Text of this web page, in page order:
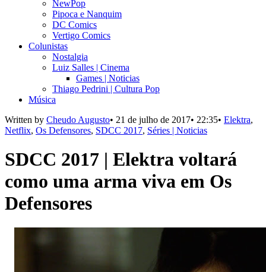
NewPop
Pipoca e Nanquim
DC Comics
Vertigo Comics
Colunistas
Nostalgia
Luiz Salles | Cinema
Games | Noticias
Thiago Pedrini | Cultura Pop
Música
Written by Cheudo Augusto• 21 de julho de 2017• 22:35• Elektra,
Netflix, Os Defensores, SDCC 2017, Séries | Noticias
SDCC 2017 | Elektra voltará
como uma arma viva em Os
Defensores